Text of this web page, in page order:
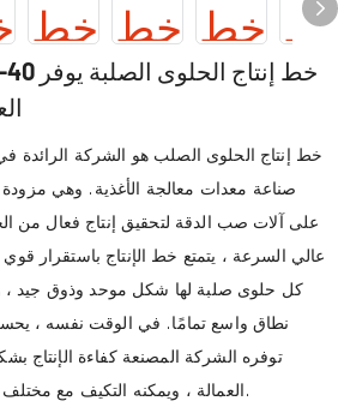
خط إنتاج الحلوى الصلب هو الشركة الرائدة
صناعة معدات معالجة الأغذية. وهي
على آلات صب الدقة لتحقيق إنتاج فعال من
عالي السرعة ، يتمتع خط الإنتاج باستقرار
كل حلوى صلبة لها شكل موحد وذوق جيد ،
نطاق واسع تمامًا. في الوقت نفسه ،
توفره الشركة المصنعة كفاءة الإنتاج
العمالة ، ويمكنه التكيف مع مختلف النكهات ومتطلبات التغليف.